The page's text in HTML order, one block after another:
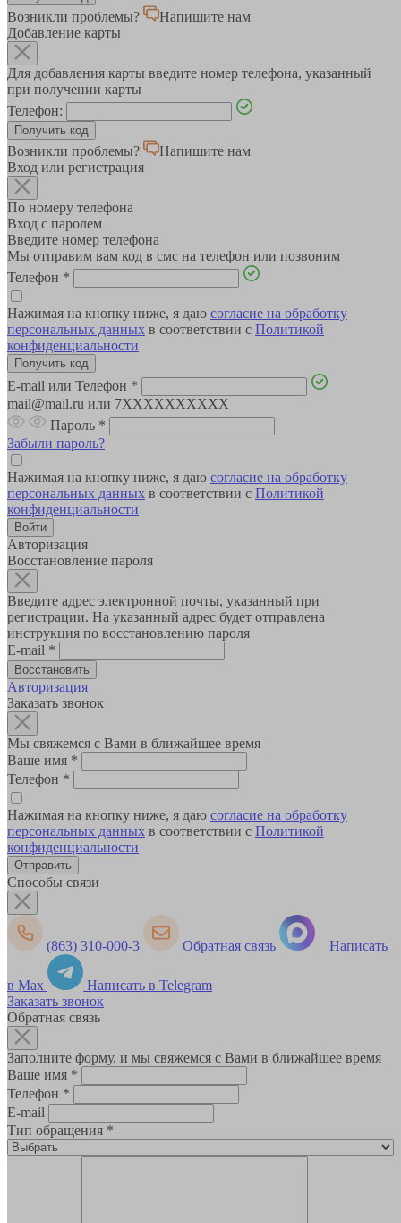
Возникли проблемы?
Напишите нам
Добавление карты
Для добавления карты введите номер телефона, указанный
при получении карты
Телефон:
Возникли проблемы?
Напишите нам
Вход или регистрация
По номеру телефона
Вход с паролем
Введите номер телефона
Мы отправим вам код в смс на телефон или позвоним
Телефон *
Нажимая на кнопку ниже, я даю согласие на обработку
персональных данных в соответствии с Политикой
конфиденциальности
E-mail или Телефон *
mail@mail.ru или 7XXXXXXXXXX
Пароль *
Забыли пароль?
Нажимая на кнопку ниже, я даю согласие на обработку
персональных данных в соответствии с Политикой
конфиденциальности
Авторизация
Восстановление пароля
Введите адрес электронной почты, указанный при
регистрации. На указанный адрес будет отправлена
инструкция по восстановлению пароля
E-mail *
Авторизация
Заказать звонок
Мы свяжемся с Вами в ближайшее время
Ваше имя *
Телефон *
Нажимая на кнопку ниже, я даю согласие на обработку
персональных данных в соответствии с Политикой
конфиденциальности
Способы связи
(863) 310-000-3 Обратная связь Написать
в Max
Написать в Telegram
Заказать звонок
Обратная связь
Заполните форму, и мы свяжемся с Вами в ближайшее время
Ваше имя *
Телефон *
E-mail
Тип обращения *